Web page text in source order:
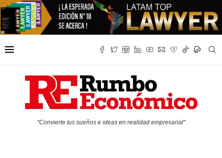
"Convierte tus sueños e ideas en realidad empresarial"